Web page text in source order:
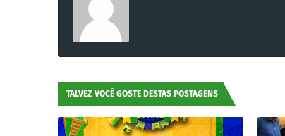
TALVEZ VOCÊ GOSTE DESTAS POSTAGENS